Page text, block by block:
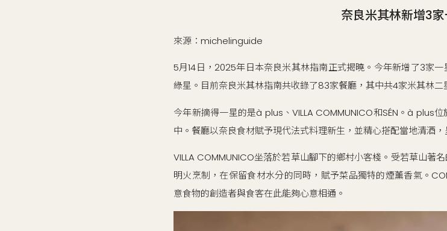
奈良米其林新增3
來源：michelinguide‍
‍‍5月14日，2025年日本奈良米其林指南正式揭曉。今年新增了3家一
綠星。目前奈良米其林指南共收錄了83家餐廳，其中共4家米其林二
今年新摘得一星的是à plus、VILLA COMMUNICO和SÉN。à plus
中。餐廳以奈良食材賦予現代法式料理新生，並精心搭配當地清酒，
VILLA COMMUNICO坐落於若草山腳下的鄉村小客棧。受若草山著
明火烹制，在保留食材水分的同時，賦予菜品獨特的煙薰香氣。
意食物的創造者與食客在此能夠心意相通。